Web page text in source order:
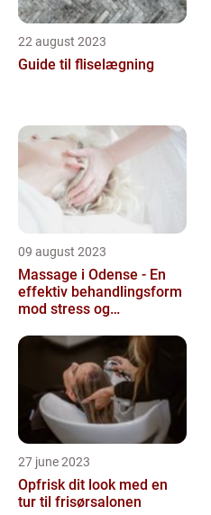
22 august 2023
Guide til fliselægning
09 august 2023
Massage i Odense - En
effektiv behandlingsform
mod stress og
27 june 2023
Opfrisk dit look med en
tur til frisørsalonen